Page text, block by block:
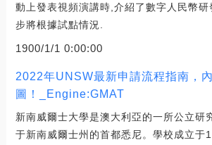
動上發表視頻演講時,介紹了數字人民幣
步將根據試點情況.
1900/1/1 0:00:00
2022年UNSW最新申請流程指南，
圖！_Engine:GMAT
新南威爾士大學是澳大利亞的一所公立研
于新南威爾士州的首都悉尼。學校成立于